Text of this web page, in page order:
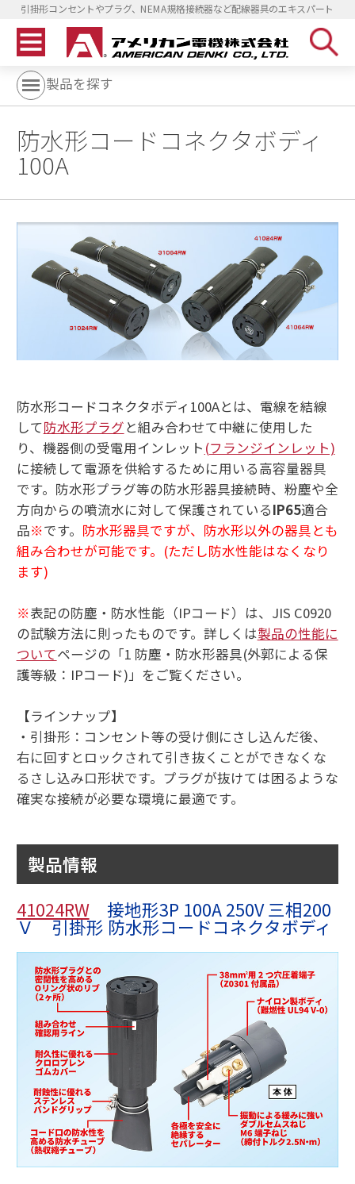
引掛形コンセントやプラグ、NEMA規格接続器など配線器具のエキスパート
製品を探す
防水形コードコネクタボディ
100A
防水形コードコネクタボディ100Aとは、電線を結線
して防水形プラグと組み合わせて中継に使用した
り、機器側の受電用インレット (フランジインレット)
に接続して電源を供給するために用いる高容量器具
です。防水形プラグ等の防水形器具接続時、粉塵や全
方向からの噴流水に対して保護されているIP65適合
品※です。 防水形器具ですが、防水形以外の器具とも
組み合わせが可能です。(ただし防水性能はなくなり
ます)
※表記の防塵・防水性能（IPコード）は、JIS C0920
の試験方法に則ったものです。詳しくは製品の性能に
ついてページの「1 防塵・防水形器具(外郭による保
護等級：IPコード)」をご覧ください。
【ラインナップ】
・引掛形：コンセント等の受け側にさし込んだ後、
右に回すとロックされて引き抜くことができなくな
るさし込み口形状です。プラグが抜けては困るような
確実な接続が必要な環境に最適です。
製品情報
41024RW接地形3P 100A 250V 三相200
Ｖ 引掛形 防水形コードコネクタボディ